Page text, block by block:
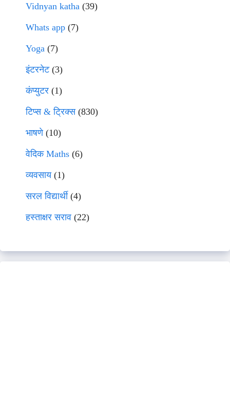
Vidnyan katha (39)
Whats app (7)
Yoga (7)
इंटरनेट(3)
कंप्युटर (1)
टिप्स & ट्रिक्स(830)
भाषणे(10)
वेदिक Maths (6)
व्यवसाय(1)
सरल विद्यार्थी(4)
हस्ताक्षर सराव (22)